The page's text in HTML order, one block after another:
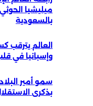
ميليشيا
بالسعودية
العالم يترقب
وإسبانيا في
سمو أمير
بذكرى